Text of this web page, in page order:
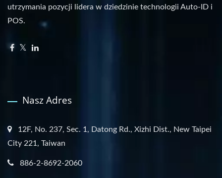
utrzymania pozycji lidera w dziedzinie technologii Auto-ID i
POS.
Nasz Adres
12F, No. 237, Sec. 1, Datong Rd., Xizhi Dist., New Taipei
City 221, Taiwan
886-2-8692-2060